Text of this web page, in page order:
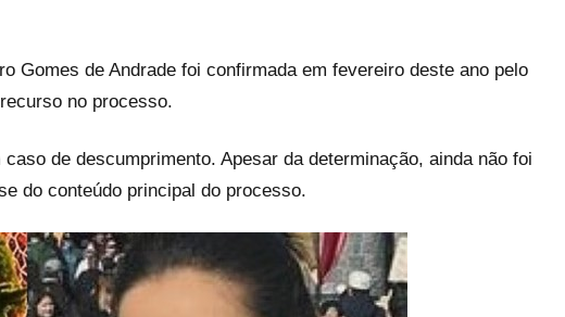
Gomes de Andrade foi confirmada em fevereiro deste ano pelo
no processo.
de descumprimento. Apesar da determinação, ainda não foi
do conteúdo principal do processo.